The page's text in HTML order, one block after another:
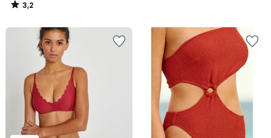
3,2
/